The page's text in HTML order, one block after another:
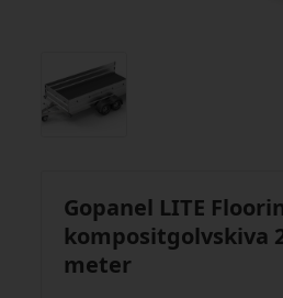
Gopanel LITE
kompositgolvskiva
meter